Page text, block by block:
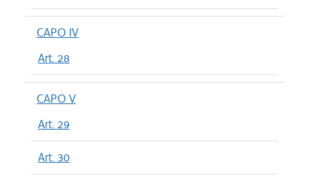
CAPO IV
Art. 28
CAPO V
Art. 29
Art. 30